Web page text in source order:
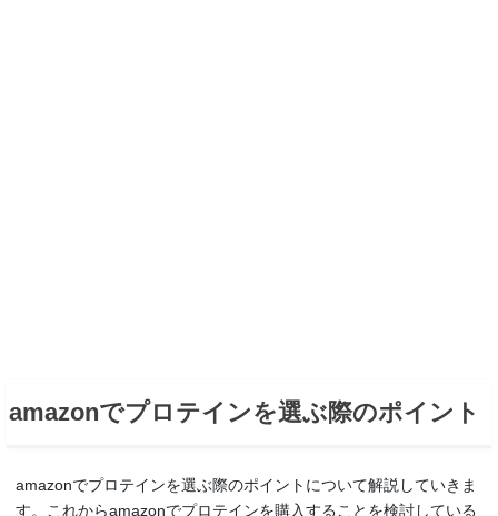
amazonでプロテインを選ぶ際のポイント
amazonでプロテインを選ぶ際のポイントについて解説していきま
す。これからamazonでプロテインを購入することを検討している